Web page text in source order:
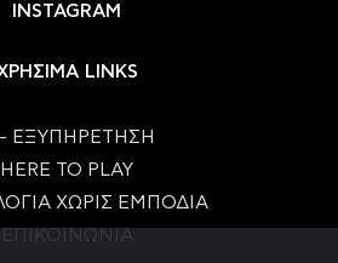
INSTAGRAM
LINKS
ΕΞΥΠΗΡΕΤΗΣΗ
HERE TO PLAY
ΧΩΡΙΣ ΕΜΠΟΔΙΑ